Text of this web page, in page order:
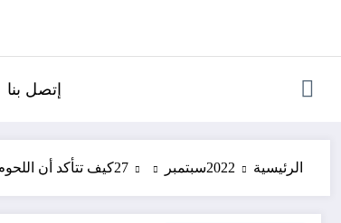
إتصل بنا
الرئيسية 2022سبتمبر 27كيف تتأكد أن